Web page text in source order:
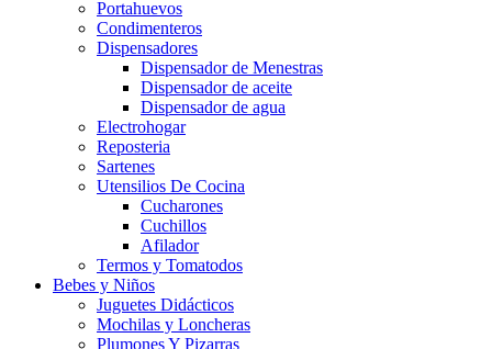
Portahuevos
Condimenteros
Dispensadores
Dispensador de Menestras
Dispensador de aceite
Dispensador de agua
Electrohogar
Reposteria
Sartenes
Utensilios De Cocina
Cucharones
Cuchillos
Afilador
Termos y Tomatodos
Bebes y Niños
Juguetes Didácticos
Mochilas y Loncheras
Plumones Y Pizarras